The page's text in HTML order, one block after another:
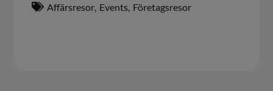
Affärsresor, Events, Företagsresor